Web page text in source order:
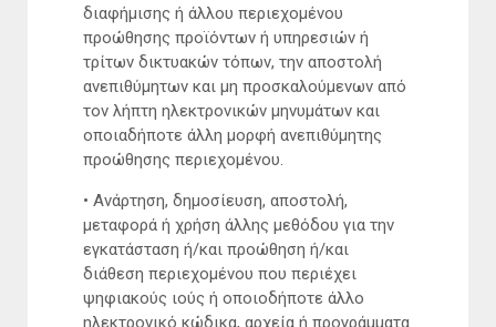
διαφήμισης ή άλλου περιεχομένου
προώθησης προϊόντων ή υπηρεσιών ή
τρίτων δικτυακών τόπων, την αποστολή
ανεπιθύμητων και μη προσκαλούμενων από
τον λήπτη ηλεκτρονικών μηνυμάτων και
οποιαδήποτε άλλη μορφή ανεπιθύμητης
προώθησης περιεχομένου.
• Ανάρτηση, δημοσίευση, αποστολή,
μεταφορά ή χρήση άλλης μεθόδου για την
εγκατάσταση ή/και προώθηση ή/και
διάθεση περιεχομένου που περιέχει
ψηφιακούς ιούς ή οποιοδήποτε άλλο
ηλεκτρονικό κώδικα, αρχεία ή προγράμματα